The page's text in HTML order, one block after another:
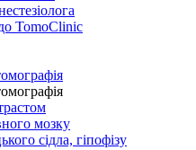
TomoClinic
мозку
сідла, гіпофізу